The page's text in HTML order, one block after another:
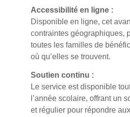
Accessibilité en ligne :
Disponible en ligne, cet
contraintes géographiques,
toutes les familles de
où qu’elles se trouvent.
Soutien continu :
Le service est disponible
l’année scolaire, offrant un
et régulier pour répondre